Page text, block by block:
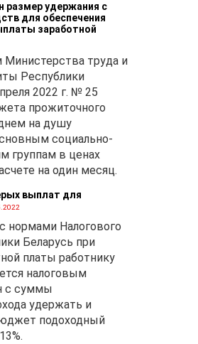
размер удержания с
для обеспечения
заработной
труда и
Республики
2022 г. № 25
прожиточного
на душу
социально-
группам в ценах
на один месяц.
выплат для
нормами Налогового
Беларусь при
платы работнику
налоговым
с суммы
удержать и
подоходный